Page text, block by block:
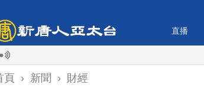
直播
頁 › 新聞 › 財經